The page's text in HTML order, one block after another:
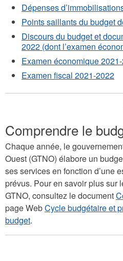
Dépenses
Points saillants du budget
Discours du budget et
2022 (dont l’examen
Examen économique
Examen fiscal 2021-2022
Comprendre le
Chaque année, le
Ouest (GTNO) élabore un
ses services en fonction d’une
prévus. Pour en savoir plus sur
GTNO, consultez le document
page WebCycle budgétaire et
budget.